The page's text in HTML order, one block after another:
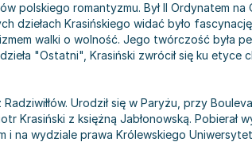
romantyzmu. Był II Ordynatem na
Krasińskiego widać było
walki o wolność. Jego twórczość była
"Ostatni", Krasiński zwrócił się ku etyce
Urodził się w Paryżu, przy
z księżną Jabłonowską. Pobierał
i na wydziale prawa Królewskiego